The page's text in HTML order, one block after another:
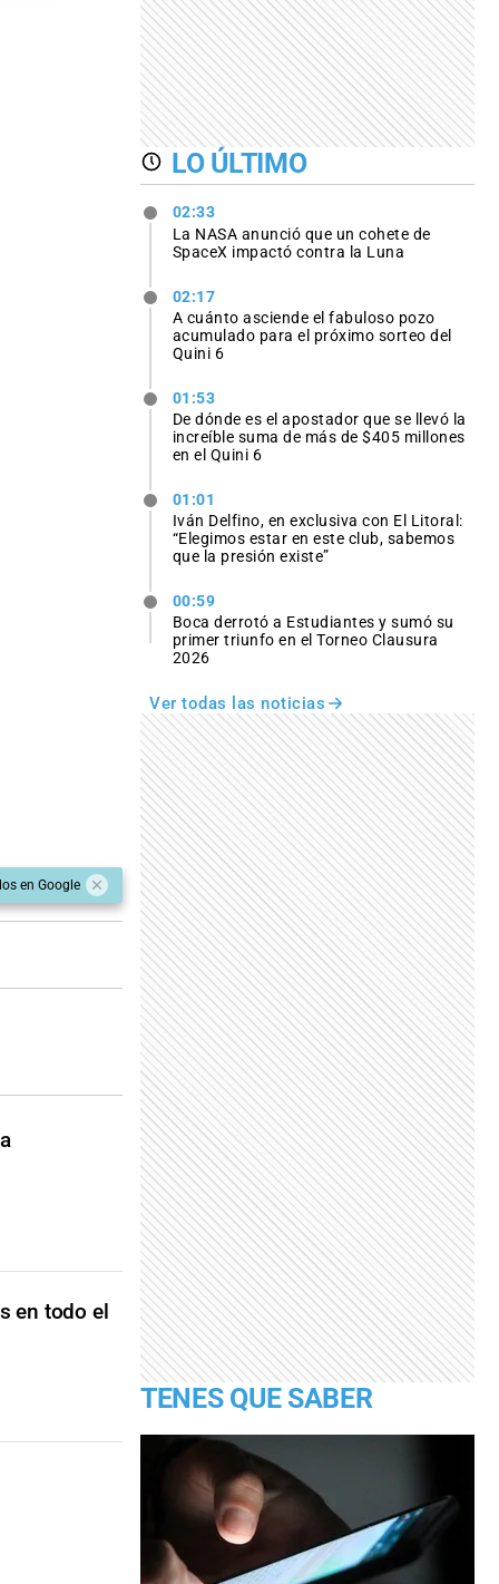
en Google
en todo el
LO ÚLTIMO
02:33
La NASA anunció que un cohete de
SpaceX impactó contra la Luna
02:17
A cuánto asciende el fabuloso pozo
acumulado para el próximo sorteo del
Quini 6
01:53
De dónde es el apostador que se llevó la
increíble suma de más de $405 millones
en el Quini 6
01:01
Iván Delfino, en exclusiva con El Litoral:
“Elegimos estar en este club, sabemos
que la presión existe”
00:59
Boca derrotó a Estudiantes y sumó su
primer triunfo en el Torneo Clausura
2026
Ver todas las noticias
TENES QUE SABER